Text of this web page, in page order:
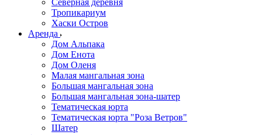
Северная деревня
Тропикариум
Хаски Остров
Аренда
Дом Альпака
Дом Енота
Дом Оленя
Малая мангальная зона
Большая мангальная зона
Большая мангальная зона-шатер
Тематическая юрта
Тематическая юрта "Роза Ветров"
Шатер